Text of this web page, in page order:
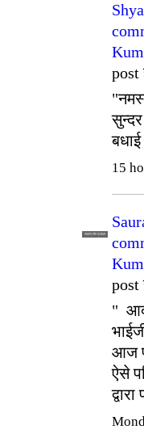
post
सुन्दर
15
सदस्य टीम प्रबंधन
post
"
आज
ऐसे